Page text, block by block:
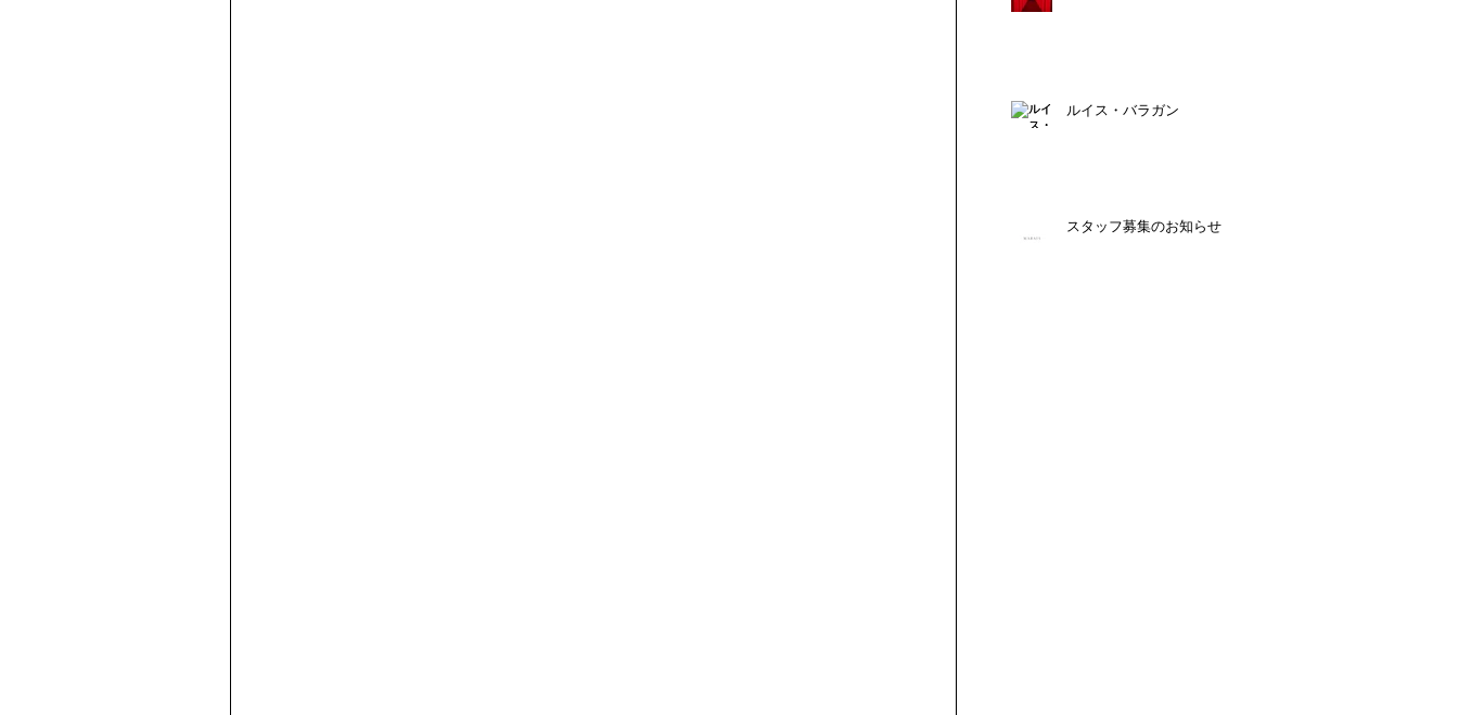
ルイス・バラガン
スタッフ募集のお知らせ